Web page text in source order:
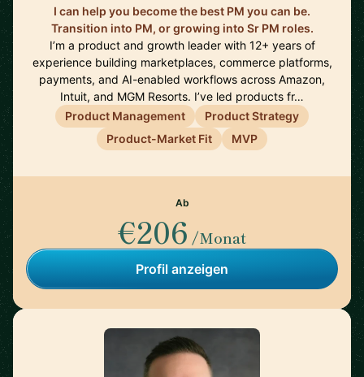
I can help you become the best PM you can be.
Transition into PM, or growing into Sr PM roles.
I’m a product and growth leader with 12+ years of
experience building marketplaces, commerce platforms,
payments, and AI-enabled workflows across Amazon,
Intuit, and MGM Resorts. I’ve led products fr…
Product Management
Product Strategy
Product-Market Fit
MVP
Ab
€206 /Monat
Profil anzeigen